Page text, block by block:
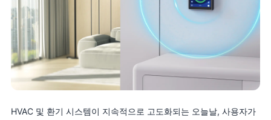
HVAC 및 환기 시스템이 지속적으로 고도화되는 오늘날, 사용자가